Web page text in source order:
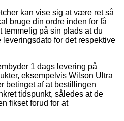
kan vise sig at være ret så
bruge din ordre inden for få
temmelig på sin plads at du
for det respektive
1 dags levering på
eksempelvis Wilson Ultra
betinget af at bestillingen
tidspunkt, således at de
fikset forud for at